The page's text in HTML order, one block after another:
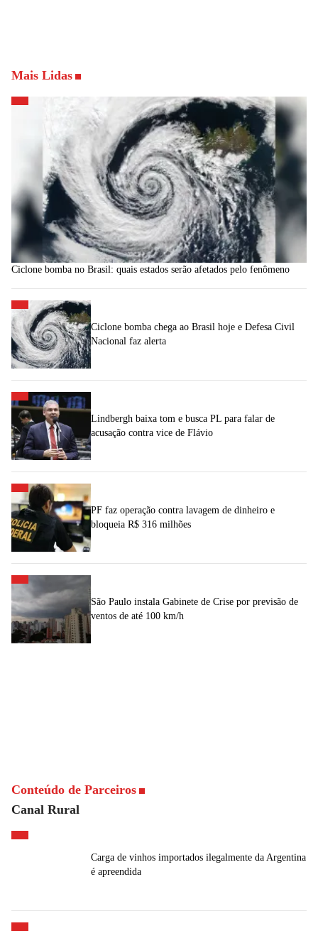
Mais Lidas
Ciclone bomba no Brasil: quais estados serão afetados pelo fenômeno
Ciclone bomba chega ao Brasil hoje e Defesa Civil
Nacional faz alerta
Lindbergh baixa tom e busca PL para falar de
acusação contra vice de Flávio
PF faz operação contra lavagem de dinheiro e
bloqueia R$ 316 milhões
São Paulo instala Gabinete de Crise por previsão de
ventos de até 100 km/h
Conteúdo de Parceiros
Canal Rural
Carga de vinhos importados ilegalmente da Argentina
é apreendida